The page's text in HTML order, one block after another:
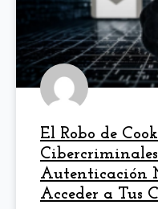
El Robo de
Autenticación
Acceder a Tus